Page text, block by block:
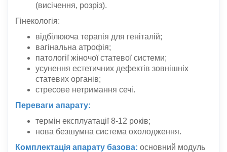
(висічення, розріз).
Гінекологія:
відбілююча терапія для геніталій;
вагінальна атрофія;
патології жіночої статевої системи;
усунення естетичних дефектів зовнішніх
статевих органів;
стресове нетримання сечі.
Переваги апарату:
термін експлуатації 8-12 років;
нова безшумна система охолодження.
Комплектація апарату базова: основний модуль